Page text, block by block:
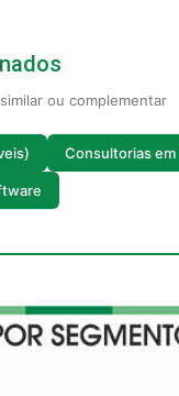
ou complementar
Consultorias em